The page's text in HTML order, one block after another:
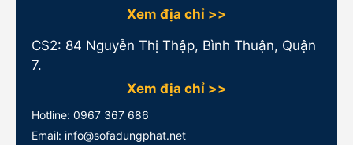
Xem địa chỉ >>
CS2: 84 Nguyễn Thị Thập, Bình Thuận, Quận
7.
Xem địa chỉ >>
Hotline: 0967 367 686
Email: info@sofadungphat.net